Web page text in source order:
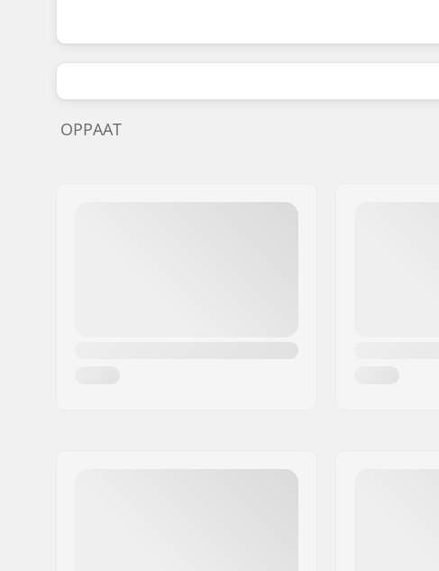
OPPAAT